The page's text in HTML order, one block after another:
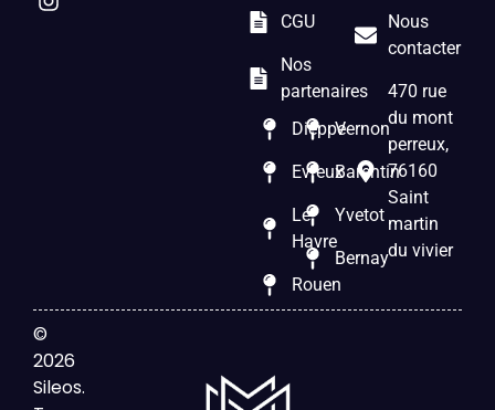
CGU
Nos
partenaires
Dieppe
Evreux
Le
Havre
Rouen
Vernon
Barentin
Yvetot
Bernay
Nous
contacter
470 rue
du mont
perreux,
76160
Saint
martin
du vivier
©
2026
Sileos.